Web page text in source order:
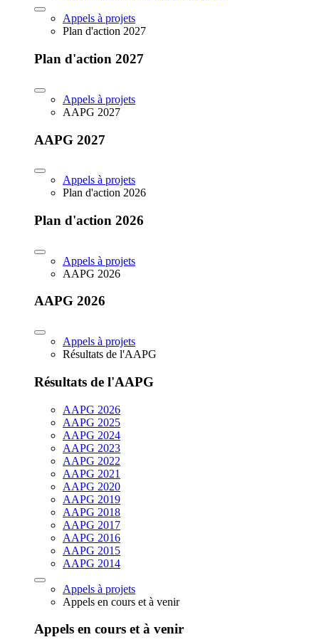
Appels à projets
Plan d'action 2027
Plan d'action 2027
Appels à projets
AAPG 2027
AAPG 2027
Appels à projets
Plan d'action 2026
Plan d'action 2026
Appels à projets
AAPG 2026
AAPG 2026
Appels à projets
Résultats de l'AAPG
Résultats de l'AAPG
AAPG 2026
AAPG 2025
AAPG 2024
AAPG 2023
AAPG 2022
AAPG 2021
AAPG 2020
AAPG 2019
AAPG 2018
AAPG 2017
AAPG 2016
AAPG 2015
AAPG 2014
Appels à projets
Appels en cours et à venir
Appels en cours et à venir